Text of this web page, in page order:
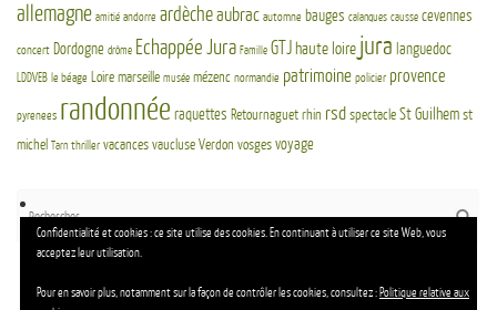
allemagne amitié andorre ardècheaubrac automne bauges calanques causse cevennes
concert Dordogne drôme Echappée Jura Famille GTJ haute loire jura languedoc
LDDVEB le béage Loire marseille musée mézenc normandie patrimoine policier provence
pyrenees randonnée raquettes Retournaguet rhin rsd spectacle St Guilhem st
michel Tarn thriller vacances vaucluse Verdon vosges voyage
Confidentialité et cookies : ce site utilise des cookies. En continuant à utiliser ce site Web, vous
acceptez leur utilisation.
Pour en savoir plus, notamment sur la façon de contrôler les cookies, consultez : Politique relative aux